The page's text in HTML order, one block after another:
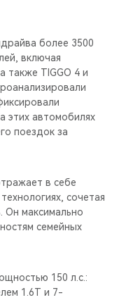
более 3500
включая
также TIGGO 4 и
этих автомобилях
поездок за
в себе
сочетая
Он максимально
семейных
150 л.с.:
1.6T и 7-